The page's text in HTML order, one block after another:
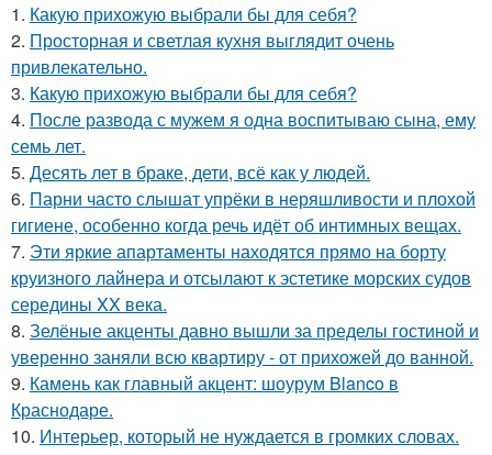
1. Какую прихожую выбрали бы для себя?
2. Просторная и светлая кухня выглядит очень
привлекательно.
3. Какую прихожую выбрали бы для себя?
4. После развода с мужем я одна воспитываю сына, ему
семь лет.
5. Десять лет в браке, дети, всё как у людей.
6. Парни часто слышат упрёки в неряшливости и плохой
гигиене, особенно когда речь идёт об интимных вещах.
7. Эти яркие апартаменты находятся прямо на борту
круизного лайнера и отсылают к эстетике морских судов
середины XX века.
8. Зелёные акценты давно вышли за пределы гостиной и
уверенно заняли всю квартиру - от прихожей до ванной.
9. Камень как главный акцент: шоурум Blanco в
Краснодаре.
10. Интерьер, который не нуждается в громких словах.